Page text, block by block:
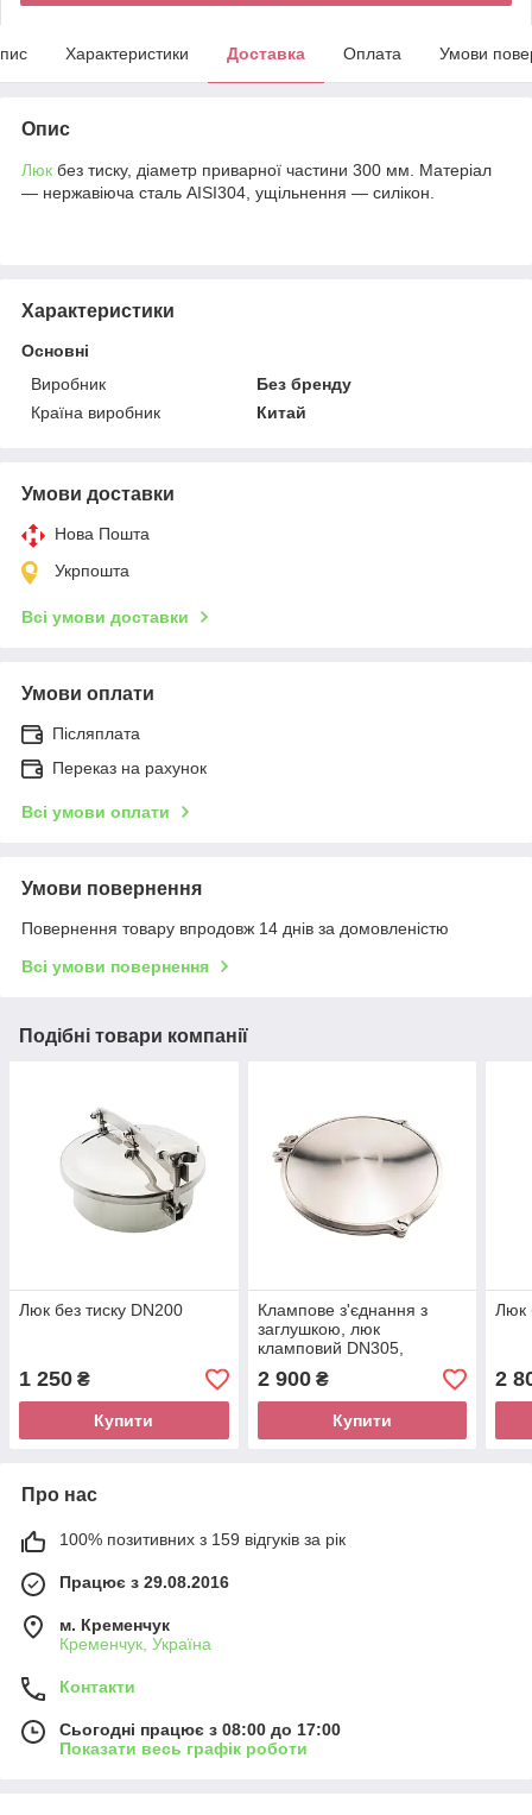
Характеристики Доставка Оплата Умови
Опис
Люк без тиску, діаметр приварної частини 300 мм. Матеріал
— нержавіюча сталь AISI304, ущільнення — силікон.
Характеристики
Основні
Виробник
Без бренду
Країна виробник
Китай
Умови доставки
Нова Пошта
Укрпошта
Всі умови доставки
Умови оплати
Післяплата
Переказ на рахунок
Всі умови оплати
Умови повернення
Повернення товару впродовж 14 днів за домовленістю
Всі умови повернення
Подібні товари компанії
Люк без тиску DN200
1 250 ₴
Купити
Клампове з'єднання з
заглушкою, люк
кламповий DN305,
нержавіючий Aisi 304
2 900₴
Купити
Люк
2
Про нас
100% позитивних з 159 відгуків за рік
Працює з 29.08.2016
м. Кременчук
Кременчук, Україна
Контакти
Сьогодні працює з 08:00 до 17:00
Показати весь графік роботи